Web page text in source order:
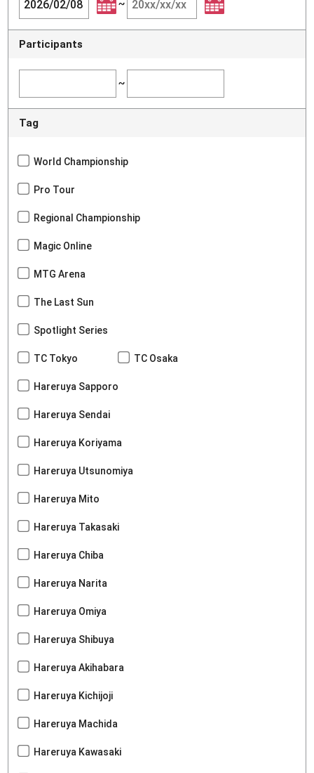
~
Participants
~
Tag
World Championship
Pro Tour
Regional Championship
Magic Online
MTG Arena
The Last Sun
Spotlight Series
TC Tokyo TC Osaka
Hareruya Sapporo
Hareruya Sendai
Hareruya Koriyama
Hareruya Utsunomiya
Hareruya Mito
Hareruya Takasaki
Hareruya Chiba
Hareruya Narita
Hareruya Omiya
Hareruya Shibuya
Hareruya Akihabara
Hareruya Kichijoji
Hareruya Machida
Hareruya Kawasaki